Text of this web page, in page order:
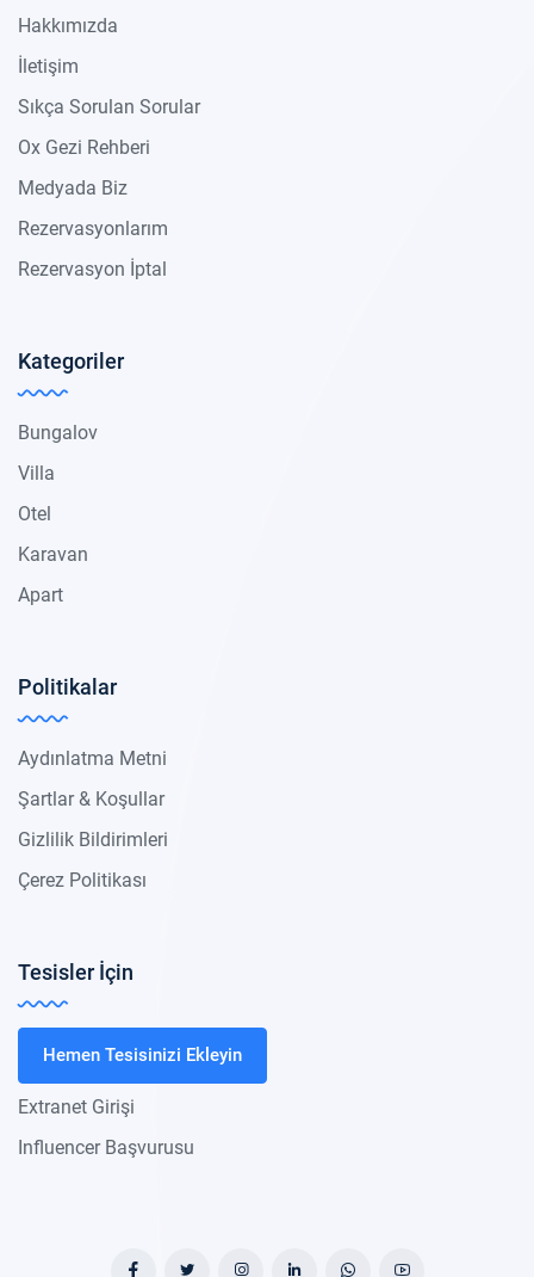
Hakkımızda
İletişim
Sıkça Sorulan Sorular
Ox Gezi Rehberi
Medyada Biz
Rezervasyonlarım
Rezervasyon İptal
Kategoriler
Bungalov
Villa
Otel
Karavan
Apart
Politikalar
Aydınlatma Metni
Şartlar & Koşullar
Gizlilik Bildirimleri
Çerez Politikası
Tesisler İçin
Hemen Tesisinizi Ekleyin
Extranet Girişi
Influencer Başvurusu